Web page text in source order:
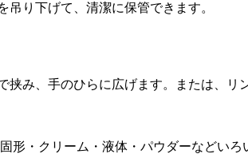
吊り下げて、清潔に保管できます。
挟み、手のひらに広げます。または、
形・クリーム・液体・パウダーなどい